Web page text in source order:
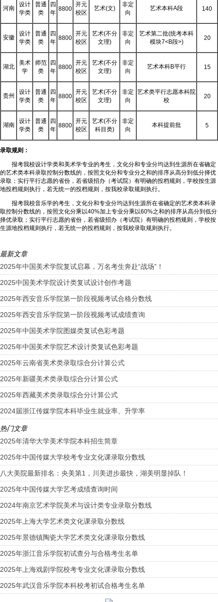
河南
设计
学类
普通
类
四
年
8800
开元
校区
艺术(文)
非定
向
艺术本科A段 140
安徽
设计
学类
普通
类
四
年
8800
开元
校区
艺术(不分
文理)
非定
向
艺术第二批(统考本科
模块7<B段>)
20
湖北
美术
学
师范
类
四
年
8800
开元
校区
艺术(不分
文理)
非定
向
艺术本科B平行 15
贵州
设计
学类
普通
类
四
年
8800
开元
校区
艺术(不分
文理)
非定
向
艺术类平行志愿本科院
校
20
湖南
设计
学类
普通
类
四
年
8800
开元
校区
艺术(不分
科目类)
非定
向
本科提前批 5
录取规则：
报考我校设计学类和美术学专业的考生，文化分和专业分均达到生源所在省确定
的艺术类本科录取控制分数线的，按照文化分和专业分之和的排序从高分到低分择优
录取；实行平行志愿的省份，若省级招办（考试院）有明确的投档规则，学校按生源
地投档规则执行，若无统一的投档规则，按我校录取规则执行。
报考我校音乐学的考生，文化分和专业分均达到生源所在省确定的艺术类本科录
取控制分数线的，按照文化分乘以40%加上专业分乘以60%之和的排序从高分到低分
择优录取；实行平行志愿的省份，若省级招办（考试院）有明确的投档规则，学校按
生源地投档规则执行，若无统一的投档规则，按我校录取规则执行。
最新文章
2025年中国美术学院复试启幕，万名考生奔赴“战场”！
2025中国美术学院设计类复试设计创作考题
2025年西安音乐学院第一阶段视频考试合格分数线
2025年西安音乐学院第一阶段视频考试成绩查询
2025年中国美术学院图媒类复试色彩考题
2025年中国美术学院艺术设计类复试色彩考题
2025年云南省美术类录取综合分计算公式
2025年新疆美术类录取综合分计算公式
2025年西藏美术类录取综合分计算公式
2024届浙江传媒学院本科毕业生就业率、升学率
热门文章
2025年清华大学美术学院本科招生简章
2025年中国传媒大学校考专业文化课录取分数线
八大美院最新排名：央美第1，川美进步最快，湖美明显掉队！
2025年中国传媒大学艺考成绩查询时间
2024年南京艺术学院美术与设计类专业录取分数线
2025年上海大学艺术类文化课录取分数线
2025年景德镇陶瓷大学艺术类文化课录取分数线
2025年浙江音乐学院初试查分与合格考生名单
2025年上海戏剧学院校考专业文化课录取分数线
2025年武汉音乐学院本科校考初试合格考生名单